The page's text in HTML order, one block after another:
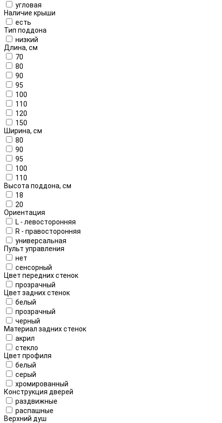
угловая
Наличие крыши
есть
Тип поддона
низкий
Длина, см
70
80
90
95
100
110
120
150
Ширина, см
80
90
95
100
110
Высота поддона, см
18
20
Ориентация
L - левосторонняя
R - правосторонняя
универсальная
Пульт управления
нет
сенсорный
Цвет передних стенок
прозрачный
Цвет задних стенок
белый
прозрачный
черный
Материал задних стенок
акрил
стекло
Цвет профиля
белый
серый
хромированный
Конструкция дверей
раздвижные
распашные
Верхний душ